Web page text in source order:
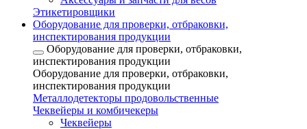
Этикетировщики
Оборудование для проверки, отбраковки,
инспектирования продукции
Оборудование для проверки, отбраковки,
инспектирования продукции
Оборудование для проверки, отбраковки,
инспектирования продукции
Металлодетекторы продовольственные
Чеквейеры и комбичекеры
Чеквейеры